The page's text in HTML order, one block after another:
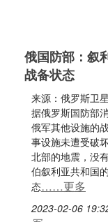
俄国防部：叙
战备状态
来源：俄罗斯卫
据俄罗斯国防部
俄军其他设施的
事设施未遭受破
北部的地震，没
伯叙利亚共和国
态……更多
2023-02-06